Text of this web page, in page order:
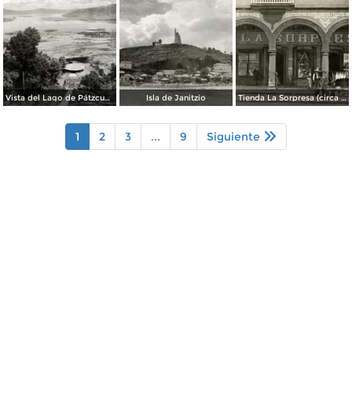
Vista del Lago de Pátzcuaro Isla de Janitzio Tienda La Sorpresa (circa 1908)
1 2 3 ... 9 Siguiente